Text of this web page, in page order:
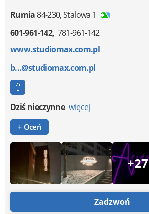
Rumia84-230,Stalowa 1
601-961-142 781-961-142
www.studiomax.com.pl
b...@studiomax.com.pl
Dziś nieczynne więcej
+ Oceń
+27
Zadzwoń